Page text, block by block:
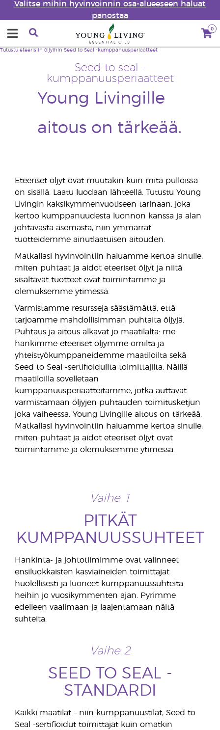
Valitse mihin hyvinvoinnin osa-alueeseen haluat
panostaa
0
Seed to seal -
kumppanuusperiaatteet
Young Livingille
aitous on tärkeää.
Tutustu eteerisiin öljyihin Seed to Seal -kumppanuusperiaatteet
Eteeriset öljyt ovat muutakin kuin mitä pulloissa
on sisällä. Laatu luodaan lähteellä. Tutustu Young
Livingin kaksikymmenvuotiseen tarinaan, joka
kertoo kumppanuudesta luonnon kanssa ja alan
johtavasta asemasta, niin ymmärrät
tuotteidemme ainutlaatuisen aitouden.
Matkallasi hyvinvointiin haluamme kertoa sinulle,
miten puhtaat ja aidot eteeriset öljyt ja niitä
sisältävät tuotteet ovat toimintamme ja
olemuksemme ytimessä.
Varmistamme resursseja säästämättä, että
tarjoamme mahdollisimman puhtaita öljyjä.
Puhtaus ja aitous alkavat jo maatilalta: me
hankimme eteeriset öljymme omilta ja
yhteistyökumppaneidemme maatiloilta sekä
Seed to Seal -sertifioiduilta toimittajilta. Näillä
maatiloilla sovelletaan
kumppanuusperiaatteitamme, jotka auttavat
varmistamaan öljyjen puhtauden toimitusketjun
joka vaiheessa. Young Livingille aitous on tärkeää.
Matkallasi hyvinvointiin haluamme kertoa sinulle,
miten puhtaat ja aidot eteeriset öljyt ovat
toimintamme ja olemuksemme ytimessä.
Vaihe 1
PITKÄT
KUMPPANUUSSUHTEET
Hankinta- ja johtotiimimme ovat valinneet
ensiluokkaisten kasviaineiden toimittajat
huolellisesti ja luoneet kumppanuussuhteita
heihin jo vuosikymmenten ajan. Pyrimme
edelleen vaalimaan ja laajentamaan näitä
suhteita.
Vaihe 2
SEED TO SEAL -
STANDARDI
Kaikki maatilat – niin kumppanuustilat, Seed to
Seal -sertifioidut toimittajat kuin omatkin